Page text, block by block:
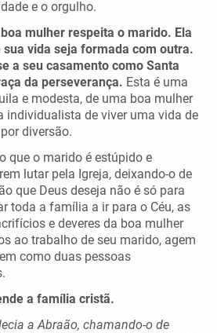
e o orgulho.
mulher respeita o marido. Ela
vida seja formada com outra.
a seu casamento como Santa
da perseverança. Esta é uma
e modesta, de uma boa mulher
individualista de viver uma vida de
diversão.
que o marido é estúpido e
lutar pela Igreja, deixando-o de
que Deus deseja não é só para
toda a família a ir para o Céu, as
e deveres da boa mulher
ao trabalho de seu marido, agem
como duas pessoas
a família cristã.
a Abraão, chamando-o de